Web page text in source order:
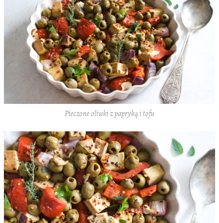
Pieczone oliwki z papryką i tofu